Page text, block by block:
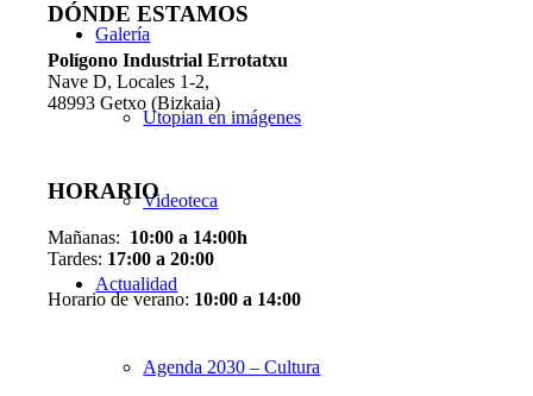
Galería
Utopian en imágenes
Videoteca
Actualidad
Agenda 2030 – Cultura
DÓNDE ESTAMOS
Polígono Industrial Errotatxu
Nave D, Locales 1-2,
48993 Getxo (Bizkaia)
HORARIO
Mañanas: 10:00 a 14:00h
Tardes: 17:00 a 20:00
Horario de verano: 10:00 a 14:00